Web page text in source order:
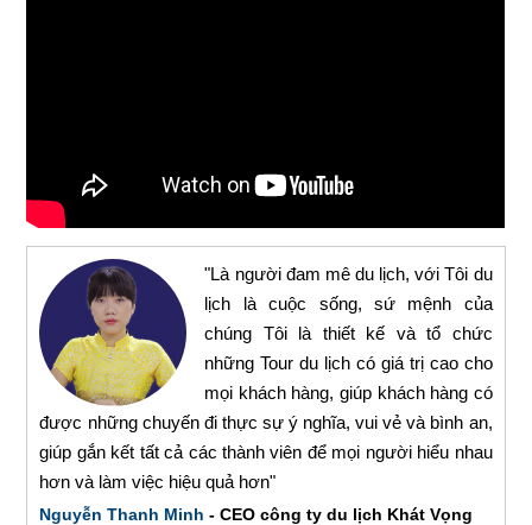
"Là người đam mê du lịch, với Tôi du
lịch là cuộc sống, sứ mệnh của
chúng Tôi là thiết kế và tổ chức
những Tour du lịch có giá trị cao cho
mọi khách hàng, giúp khách hàng có
được những chuyến đi thực sự ý nghĩa, vui vẻ và bình an,
giúp gắn kết tất cả các thành viên để mọi người hiểu nhau
hơn và làm việc hiệu quả hơn"
Nguyễn Thanh Minh - CEO công ty du lịch Khát Vọng